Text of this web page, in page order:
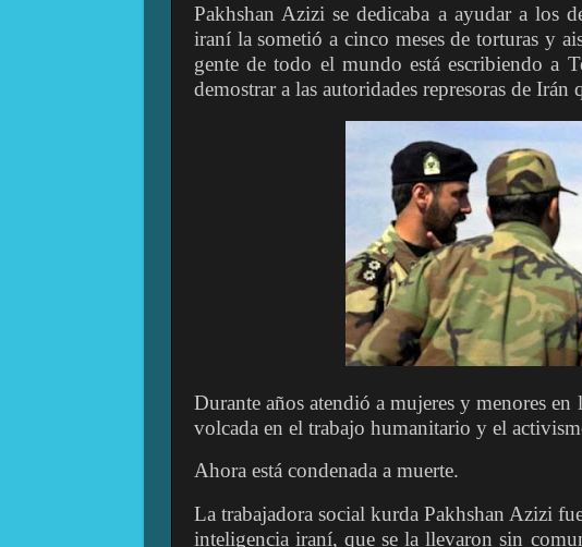
Pakhshan Azizi se dedicaba a ayudar a los
iraní la sometió a cinco meses de torturas y
gente de todo el mundo está escribiendo a
demostrar a las autoridades represoras de Irán
Durante años atendió a mujeres y menores
volcada en el trabajo humanitario y el
Ahora está condenada a muerte.
La trabajadora social kurda Pakhshan Azizi
inteligencia iraní, que se la llevaron sin